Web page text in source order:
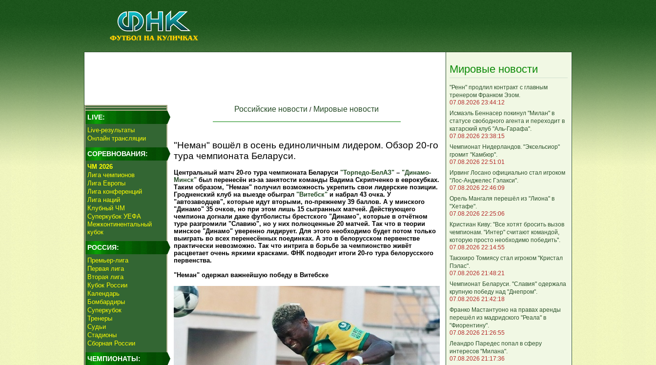
LIVE:
Live-результаты
Онлайн трансляции
СОРЕВНОВАНИЯ:
ЧМ 2026
Лига чемпионов
Лига Европы
Лига конференций
Лига наций
Клубный ЧМ
Суперкубок УЕФА
Межконтинентальный
кубок
РОССИЯ:
Премьер-лига
Первая лига
Вторая лига
Кубок России
Календарь
Бомбардиры
Суперкубок
Тренеры
Судьи
Стадионы
Сборная России
ЧЕМПИОНАТЫ:
Российские новости / Мировые новости
"Неман" вошёл в осень единоличным лидером. Обзор 20-го
тура чемпионата Беларуси.
Центральный матч 20-го тура чемпионата Беларуси "Торпедо-БелАЗ"– "Динамо-
Минск"был перенесён из-за занятости команды Вадима Скрипченко в еврокубках.
Таким образом, "Неман" получил возможность укрепить свои лидерские позиции.
Гродненский клуб на выезде обыграл "Витебск"и набрал 43 очка. У
"автозаводцев", которые идут вторыми, по-прежнему 39 баллов. А у минского
"Динамо" 35 очков, но при этом лишь 15 сыгранных матчей. Действующего
чемпиона догнали даже футболисты брестского "Динамо", которые в отчётном
туре разгромили "Славию", но у них полноценные 20 матчей. Так что в теории
минское "Динамо" уверенно лидирует. Для этого необходимо будет потом только
выиграть во всех перенесённых поединках. А это в белорусском первенстве
практически невозможно. Так что интрига в борьбе за чемпионство живёт
расцветает очень яркими красками. ФНК подводит итоги 20-го тура белорусского
первенства.
"Неман" одержал важнейшую победу в Витебске
Мировые новости
"Ренн" продлил контракт с главным
тренером Франком Эзом.
07.08.2026 23:44:12
Исмаэль Беннасер покинул "Милан" в
статусе свободного агента и переходит в
катарский клуб "Аль-Гарафа".
07.08.2026 23:38:15
Чемпионат Нидерландов. "Эксельсиор"
громит "Камбюр".
07.08.2026 22:51:01
Ирвинг Лосано официально стал игроком
"Лос-Анджелес Гэлакси".
07.08.2026 22:46:09
Орель Мангаля перешёл из "Лиона" в
"Хетафе".
07.08.2026 22:25:06
Кристиан Киву: "Все хотят бросить вызов
чемпионам. "Интер" считают командой,
которую просто необходимо победить".
07.08.2026 22:14:55
Такэхиро Томиясу стал игроком "Кристал
Пэлас".
07.08.2026 21:48:21
Чемпионат Беларуси. "Славия" одержала
крупную победу над "Днепром".
07.08.2026 21:42:18
Франко Мастантуоно на правах аренды
перешёл из мадридского "Реала" в
"Фиорентину".
07.08.2026 21:26:55
Леандро Паредес попал в сферу
интересов "Милана".
07.08.2026 21:17:36